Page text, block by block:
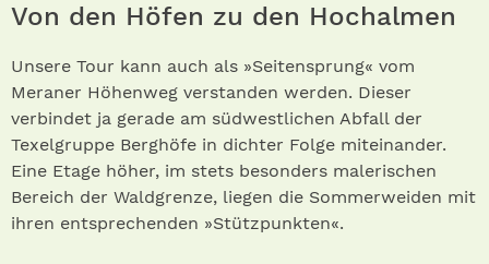
Von den Höfen zu den Hochalmen
Unsere Tour kann auch als »Seitensprung« vom
Meraner Höhenweg verstanden werden. Dieser
verbindet ja gerade am südwestlichen Abfall der
Texelgruppe Berghöfe in dichter Folge miteinander.
Eine Etage höher, im stets besonders malerischen
Bereich der Waldgrenze, liegen die Sommerweiden mit
ihren entsprechenden »Stützpunkten«.